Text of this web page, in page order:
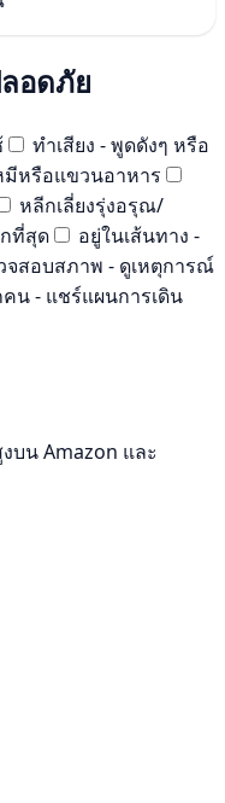
อดภัย
ทำเสียง - พูดดังๆ หรือ
มีหรือแขวนอาหาร
หลีกเลี่ยงรุ่งอรุณ/
ที่สุด
อยู่ในเส้นทาง -
จสอบสภาพ - ดูเหตุการณ์
น - แชร์แผนการเดิน
น Amazon และ